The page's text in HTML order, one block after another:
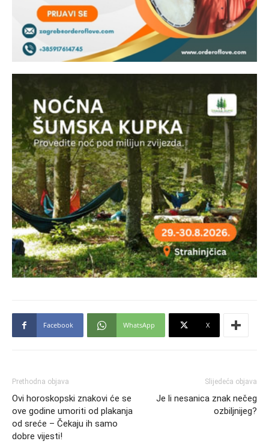
Facebook WhatsApp X
Prethodna objava
Ovi horoskopski znakovi će se
ove godine umoriti od plakanja
od sreće – Čekaju ih samo
dobre vijesti!
Slijedeća objava
Je li nesanica znak nečeg
ozbiljnijeg?